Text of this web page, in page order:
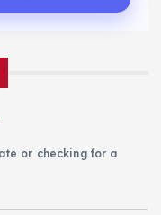
or checking for a